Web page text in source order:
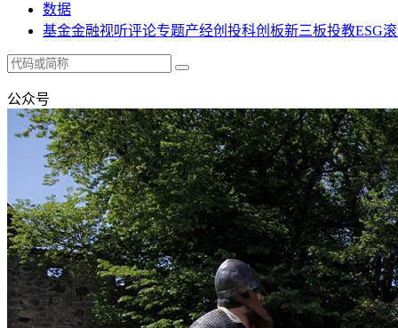
数据
基金金融视听评论专题产经创投科创板新三板投教ESG
公众号